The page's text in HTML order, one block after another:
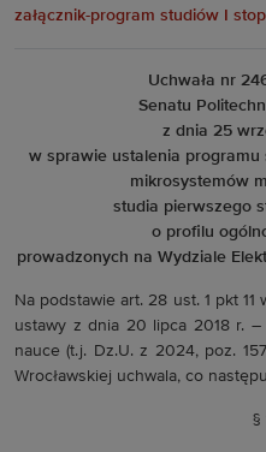
załącznik-program studiów I
Uchwała nr
Senatu
z dnia 25
w sprawie ustalenia
mikrosystemów
studia pierwszego
o profilu
prowadzonych na Wydziale
Na podstawie art. 28 ust. 1 pkt 11
ustawy z dnia 20 lipca 2018 r.
nauce (t.j. Dz.U. z 2024, poz.
Wrocławskiej uchwala, co
§